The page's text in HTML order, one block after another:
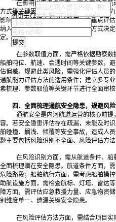
在影响因素考虑方面，需全面涵盖
方式等关键因素。航道尺度是制约通航能
影响船舶航行阻力与操控难度，需重点评
纳入通航能力折减考量；通航组织方式决
定。
在参数取值方面，需严格依据勘察
船舶吨位、航速、会遇时间等关键参数，
估偏差。规避此类风险，需强化评估人员
通航能力评估方法的适用条件；建立多专
素梳理、参数取值等关键环节进行全面审
四、全面梳理通航安全隐患，规避风
通航安全是内河航道运营的核心前
容。若安全隐患评估存在疏漏，未能及时
舶碰撞、搁浅、倾覆等安全事故，造成人
题主要包括风险识别不全面、风险评估方
在风险识别方面，需从航道条件、
全面梳理潜在安全隐患。航道条件方面，
危险路段；船舶航行方面，需考虑船舶操
助航设施方面，需检查航标、灯塔、雷达
障方面，需评估应急救援力量、应急物资
别维度单一，遗漏关键安全隐患。
在风险评估方法方面，需结合项目
湖南华咨